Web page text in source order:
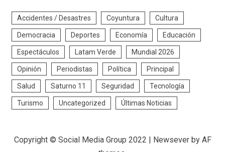
Accidentes / Desastres Coyuntura Cultura
Democracia Deportes Economía Educación
Espectáculos Latam Verde Mundial 2026
Opinión Periodistas Política Principal
Salud Saturno 11 Seguridad Tecnología
Turismo Uncategorized Últimas Noticias
Copyright © Social Media Group 2022 Newseverby AF